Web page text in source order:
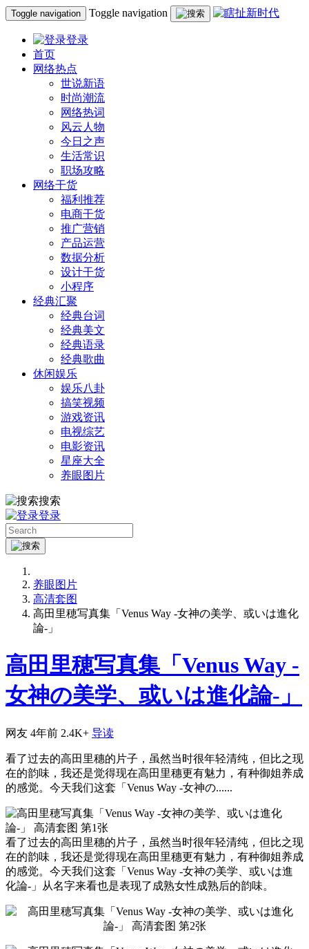
Toggle navigation Toggle navigation
登录
首页
网络热点
世说新语
时尚潮流
网络热词
风云人物
今日之声
生活常识
职场攻略
网络干货
福利推荐
电商干货
推广营销
产品运营
数据分析
设计干货
小程序
经典汇聚
经典台词
经典美文
经典语录
经典歌曲
休闲娱乐
娱乐八卦
搞笑视频
游戏资讯
电视综艺
电影资讯
星座大全
养眼图片
搜索
登录
养眼图片
高清套图
高田里穂写真集「Venus Way -女神の美学、或いは進化
論-」
高田里穂写真集「Venus Way -
女神の美学、或いは進化論-」
网友 4年前 2.4K+ 导读
看了过去的高田里穗的片子，虽然当时很年轻清纯，但比之现
在的韵味，我还是觉得现在高田里穗更有魅力，有种御姐养成
的感觉。今天我们这套「Venus Way -女神の......
看了过去的高田里穗的片子，虽然当时很年轻清纯，但比之现
在的韵味，我还是觉得现在高田里穗更有魅力，有种御姐养成
的感觉。今天我们这套「Venus Way -女神の美学、或いは進
化論-」从名字来看也是表现了成熟女性成熟后的韵味。